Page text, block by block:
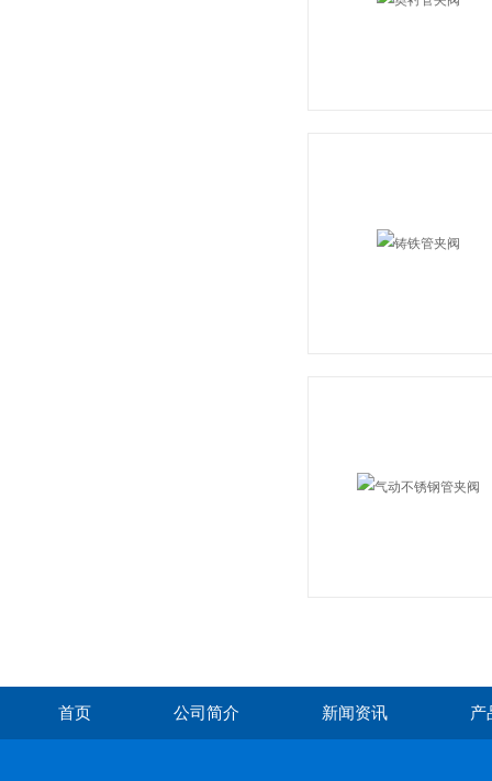
首页 公司简介 新闻资讯 产